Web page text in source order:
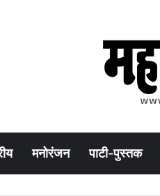
मनोरंजन पाटी-पुस्तक